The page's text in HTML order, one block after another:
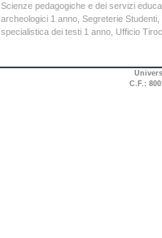
Scienze pedagogiche e dei servizi
archeologici 1 anno Segreterie Studenti
specialistica dei testi 1 anno
Ufficio
C.F.: